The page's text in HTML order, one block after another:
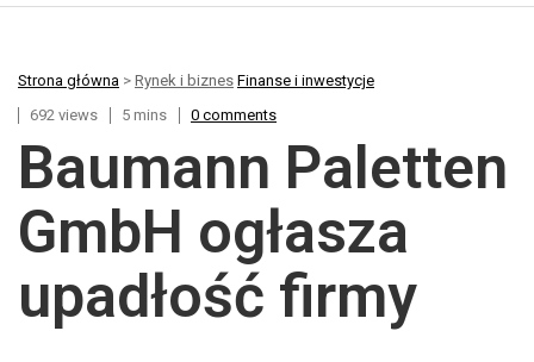
Strona główna > Rynek i biznes Finanse i inwestycje
692 views
5 mins 0 comments
Baumann Paletten
GmbH ogłasza
upadłość firmy